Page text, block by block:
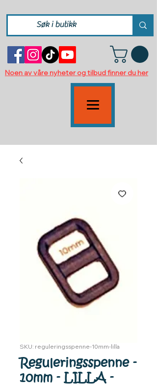
Noen av våre nyheter og tilbud finner du her
SKU: reguleringsspenne-10mm-lilla
Reguleringsspenne -
10mm - LILLA -